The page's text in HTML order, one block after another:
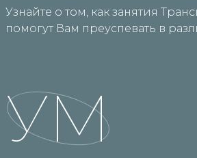
Узнайте о том, как занятия
помогут Вам преуспевать в
УМ